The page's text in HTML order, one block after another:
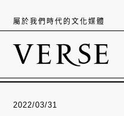
屬於我們時代的文化媒體
2022/03/31